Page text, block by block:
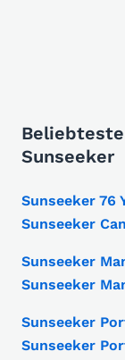
Sunseeker
Sunseeker 76
Sunseeker
Sunseeker
Sunseeker
Sunseeker
Sunseeker